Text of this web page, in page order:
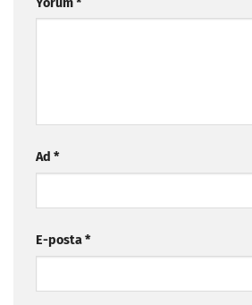
Ad *
E-posta*